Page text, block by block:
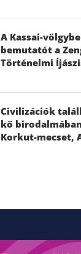
A Kassai-
bemutatót a
Történelmi
Civilizációk
kő
Korkut-mecset,